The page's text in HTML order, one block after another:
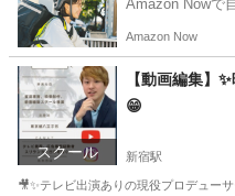
Amazon Nowで
う！
Amazon Now
スクール
【動画編集】
😁
新宿駅
🎥✨テレビ出演ありの現役プロデュー